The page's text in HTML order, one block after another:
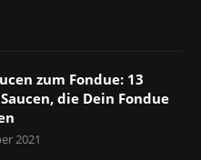
zum Fondue: 13
die Dein Fondue
2021